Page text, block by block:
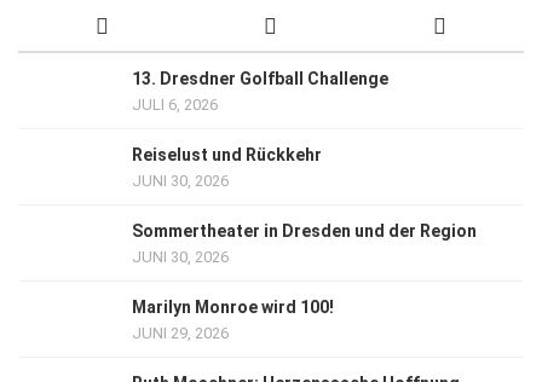
13. Dresdner Golfball Challenge
JULI 6, 2026
Reiselust und Rückkehr
JUNI 30, 2026
Sommertheater in Dresden und der Region
JUNI 30, 2026
Marilyn Monroe wird 100!
JUNI 29, 2026